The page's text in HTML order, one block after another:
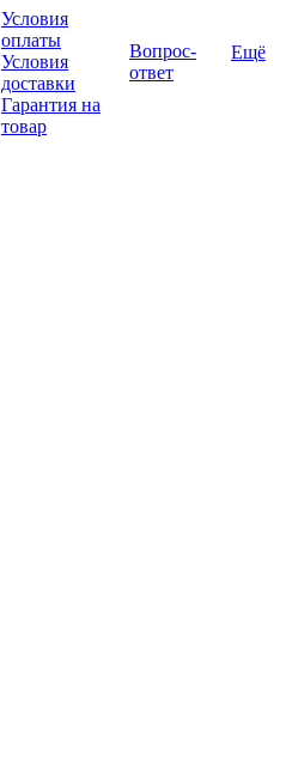
Условия
оплаты
Условия
доставки
Гарантия на
товар
Вопрос-
ответ
Ещё